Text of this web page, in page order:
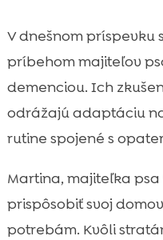
V dnešnom príspevku
príbehom majiteľov
demenciou. Ich
odrážajú adaptáciu
rutine spojené s
Martina, majiteľka
prispôsobiť svoj
potrebám. Kvôli